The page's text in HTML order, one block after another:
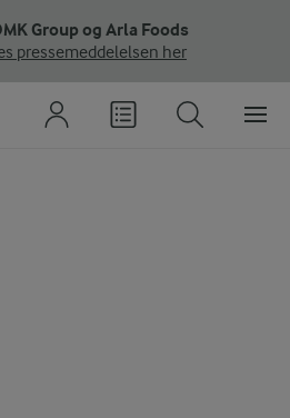
Group og Arla Foods
pressemeddelelsen her